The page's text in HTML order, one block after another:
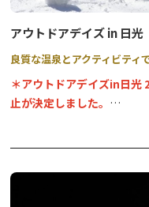
アウトドアデイズ in 日光
良質な温泉とアクティビティ
＊アウトドアデイズin日光
止が決定しました。
奥日光湯元温泉の冬の一大
冬のアクティビティ体験